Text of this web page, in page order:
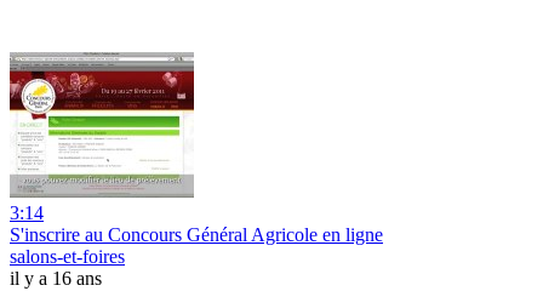
3:14
S'inscrire au Concours Général Agricole en ligne
salons-et-foires
il y a 16 ans